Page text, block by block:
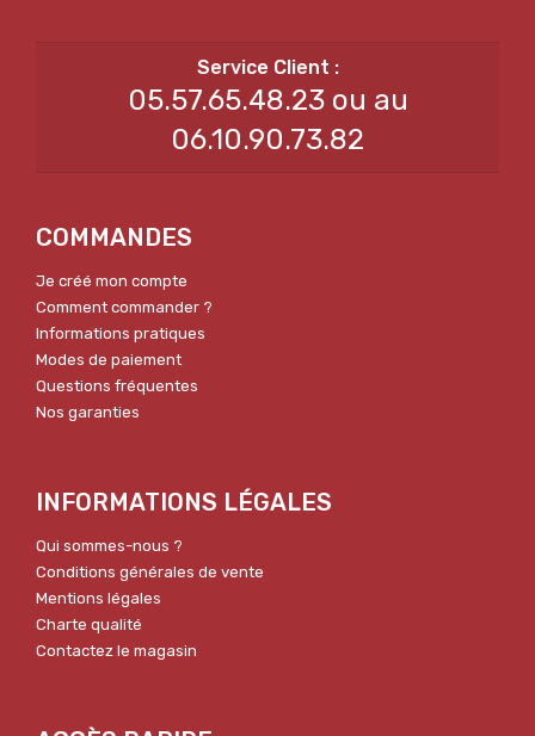
05.57.65.48.23 ou au
06.10.90.73.82
COMMANDES
Je créé mon compte
Comment commander ?
Informations pratiques
Modes de paiement
Questions fréquentes
Nos garanties
INFORMATIONS LÉGALES
Qui sommes-nous ?
Conditions générales de vente
Mentions légales
Charte qualité
Contactez le magasin